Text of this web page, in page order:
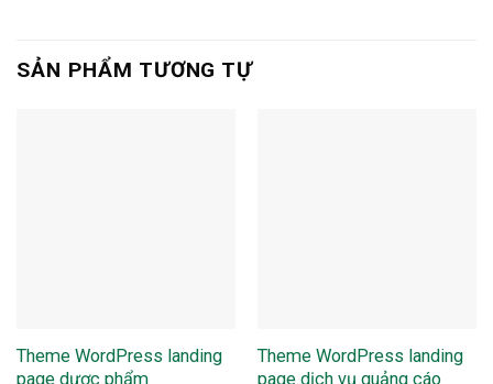
SẢN PHẨM TƯƠNG TỰ
Theme WordPress landing
page dược phẩm
Theme WordPress landing
page dịch vụ quảng cáo